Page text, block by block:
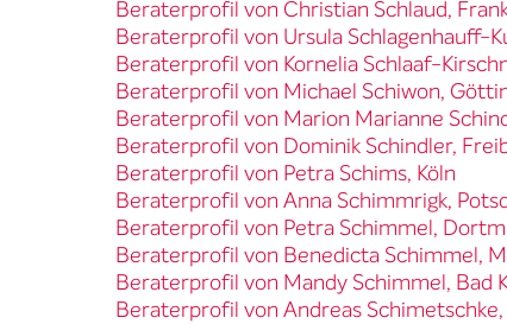
Beraterprofil von Christian Schlaud,
Beraterprofil von Ursula Schlagenhauff-
Beraterprofil von Kornelia Schlaaf-
Beraterprofil von Michael Schiwon,
Beraterprofil von Marion Marianne
Beraterprofil von Dominik Schindler,
Beraterprofil von Petra Schims, Köln
Beraterprofil von Anna Schimmrigk,
Beraterprofil von Petra Schimmel,
Beraterprofil von Benedicta Schimmel,
Beraterprofil von Mandy Schimmel, Bad
Beraterprofil von Andreas